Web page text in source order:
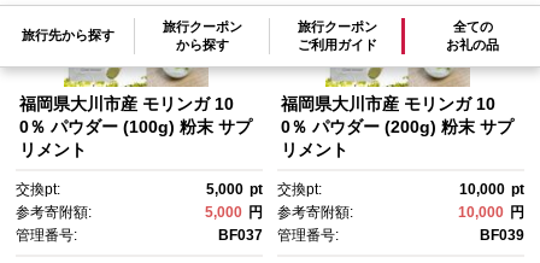
旅行先から探す
旅行クーポン
から探す
旅行クーポン
ご利用ガイド
全ての
お礼の品
福岡県大川市産 モリンガ 10
0％ パウダー (100g) 粉末 サプ
リメント
交換pt: 5,000 pt
参考寄附額:
5,000 円
管理番号:
BF037
福岡県大川市産 モリンガ 10
0％ パウダー (200g) 粉末 サプ
リメント
交換pt: 10,000 pt
参考寄附額:
10,000 円
管理番号:
BF039